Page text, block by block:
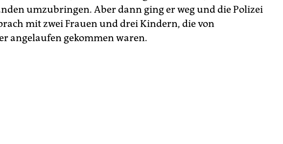
umzubringen. Aber dann ging er weg und die Polizei
mit zwei Frauen und drei Kindern, die von
angelaufen gekommen waren.